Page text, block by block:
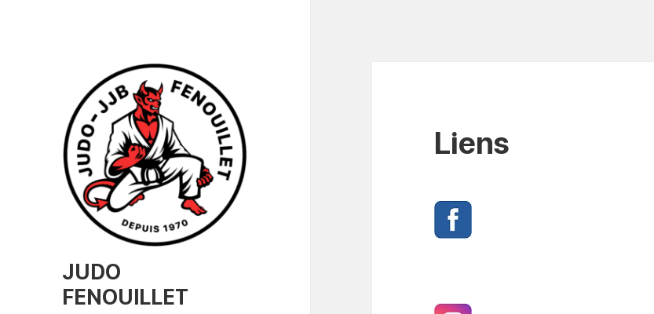
JUDO
FENOUILLET
Liens